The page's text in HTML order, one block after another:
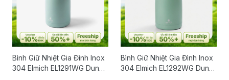
Bình Giữ Nhiệt Gia Đình Inox
304 Elmich EL1291WG Dung
Bình Giữ Nhiệt Gia Đình Inox
304 Elmich EL1292WG Dung